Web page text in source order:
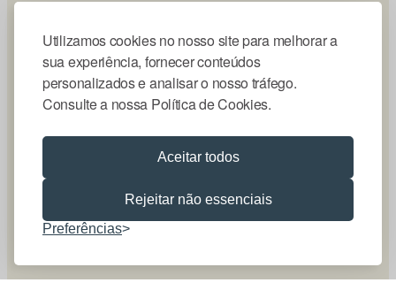
Utilizamos cookies no nosso site para melhorar a
sua experiência, fornecer conteúdos
personalizados e analisar o nosso tráfego.
Consulte a nossa Política de Cookies.
Aceitar todos
Rejeitar não essenciais
Preferências